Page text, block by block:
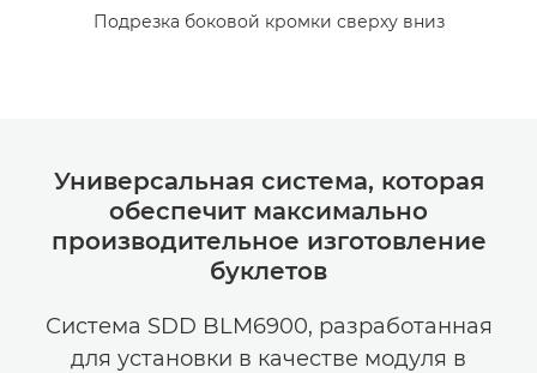
Подрезка боковой кромки сверху вниз
Универсальная система, которая
обеспечит максимально
производительное изготовление
буклетов
Система SDD BLM6900, разработанная
для установки в качестве модуля в